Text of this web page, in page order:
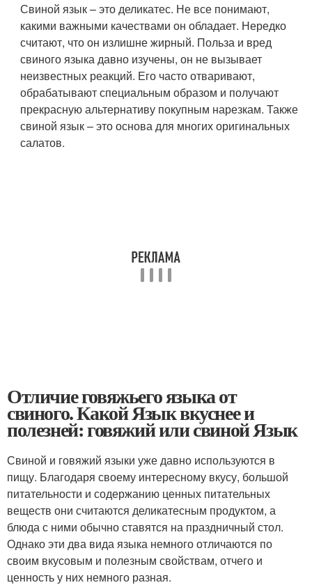
Свиной язык – это деликатес. Не все понимают,
какими важными качествами он обладает. Нередко
считают, что он излишне жирный. Польза и вред
свиного языка давно изучены, он не вызывает
неизвестных реакций. Его часто отваривают,
обрабатывают специальным образом и получают
прекрасную альтернативу покупным нарезкам. Также
свиной язык – это основа для многих оригинальных
салатов.
Отличие говяжьего языка от
свиного. Какой Язык вкуснее и
полезней: говяжий или свиной Язык
Свиной и говяжий языки уже давно используются в
пищу. Благодаря своему интересному вкусу, большой
питательности и содержанию ценных питательных
веществ они считаются деликатесным продуктом, а
блюда с ними обычно ставятся на праздничный стол.
Однако эти два вида языка немного отличаются по
своим вкусовым и полезным свойствам, отчего и
ценность у них немного разная.